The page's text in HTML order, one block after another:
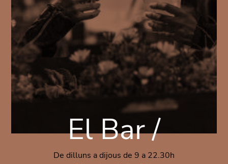
El Bar /
De dilluns a dijous de 9 a 22.30h